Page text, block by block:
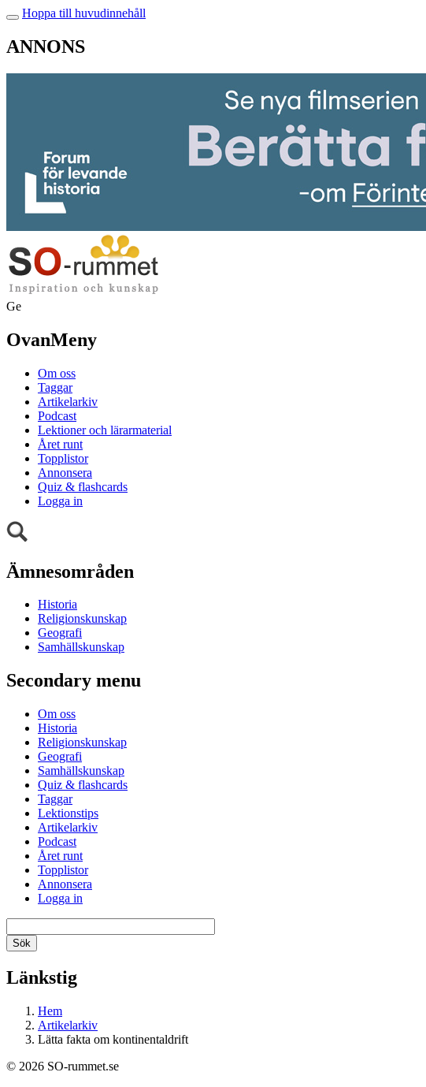
Hoppa till huvudinnehåll
ANNONS
Ge
OvanMeny
Om oss
Taggar
Artikelarkiv
Podcast
Lektioner och lärarmaterial
Året runt
Topplistor
Annonsera
Quiz & flashcards
Logga in
Ämnesområden
Historia
Religionskunskap
Geografi
Samhällskunskap
Secondary menu
Om oss
Historia
Religionskunskap
Geografi
Samhällskunskap
Quiz & flashcards
Taggar
Lektionstips
Artikelarkiv
Podcast
Året runt
Topplistor
Annonsera
Logga in
Länkstig
Hem
Artikelarkiv
Lätta fakta om kontinentaldrift
© 2026 SO-rummet.se